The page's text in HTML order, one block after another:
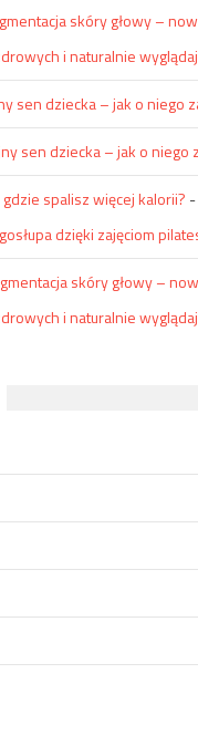
skóry głowy –
i naturalnie
sen dziecka – jak o niego
sen dziecka – jak o niego
spalisz więcej kalorii? -
dzięki zajęciom
skóry głowy –
i naturalnie